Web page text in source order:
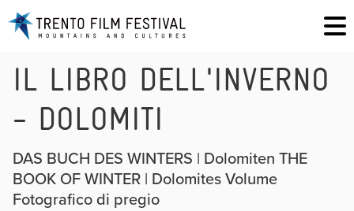
IL LIBRO DELL'INVERNO
- DOLOMITI
DAS BUCH DES WINTERS | Dolomiten THE
BOOK OF WINTER | Dolomites Volume
Fotografico di pregio